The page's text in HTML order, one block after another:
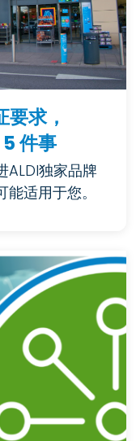
求，
件事
ALDI独家品牌
适用于您。